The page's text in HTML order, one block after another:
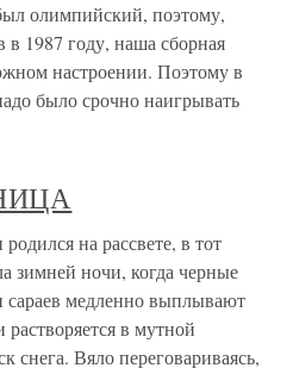
олимпийский, поэтому,
в 1987 году, наша сборная
настроении. Поэтому в
было срочно наигрывать
на рассвете, в тот
зимней ночи, когда черные
сараев медленно выплывают
растворяется в мутной
снега. Вяло переговариваясь,